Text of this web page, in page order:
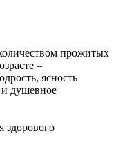
прожитых
–
ясность
душевное
здорового